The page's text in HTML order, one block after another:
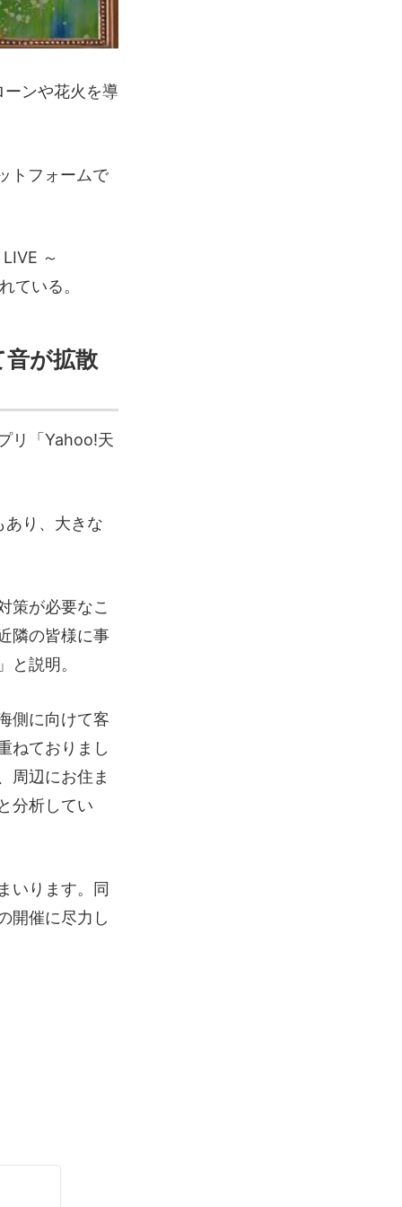
ンや花火を導
トフォームで
～
ている。
が拡散
リ「Yahoo!天
あり、大きな
策が必要なこ
隣の皆様に事
説明。
側に向けて客
ねておりまし
周辺にお住ま
分析してい
いります。同
開催に尽力し